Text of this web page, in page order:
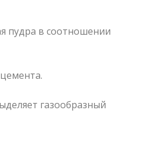
пудра в соотношении
газообразный